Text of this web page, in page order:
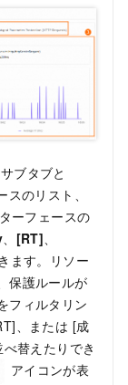
ブタブと
のリスト、
ーフェースの
、 [RT]、
ます。リソー
保護ルールが
フィルタリン
、または [成
替えたりでき
アイコンが表